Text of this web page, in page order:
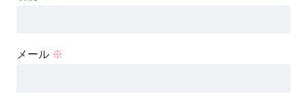
メール ※